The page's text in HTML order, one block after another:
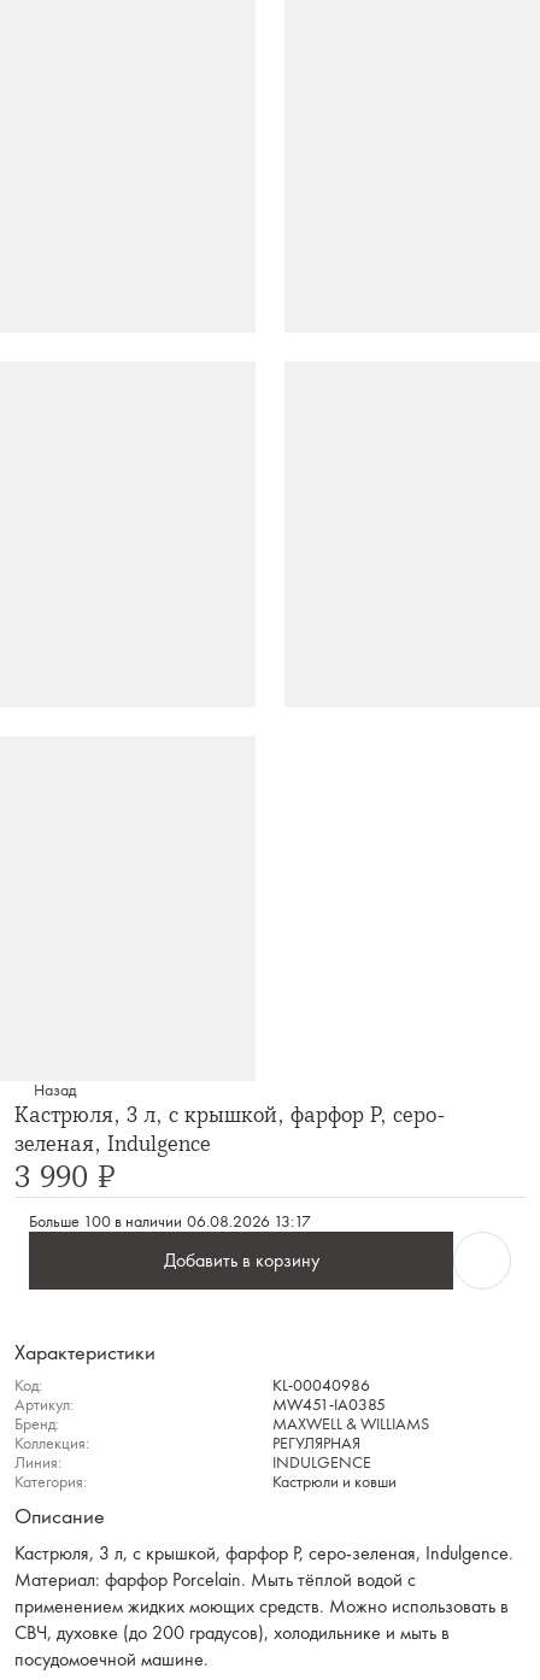
Назад
Кастрюля, 3 л, с крышкой, фарфор P, серо-
зеленая, Indulgence
3 990 ₽
Больше 100 в наличии 06.08.2026 13:17
Добавить в корзину
Характеристики
Код:
KL-00040986
Артикул:
MW451-IA0385
Бренд:
MAXWELL & WILLIAMS
Коллекция:
РЕГУЛЯРНАЯ
Линия:
INDULGENCE
Категория:
Кастрюли и ковши
Описание
Кастрюля, 3 л, с крышкой, фарфор P, серо-зеленая, Indulgence.
Материал: фарфор Рorcelain. Мыть тёплой водой с
применением жидких моющих средств. Можно использовать в
СВЧ, духовке (до 200 градусов), холодильнике и мыть в
посудомоечной машине.